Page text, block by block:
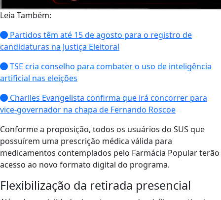
Leia Também:
Partidos têm até 15 de agosto para o registro de
candidaturas na Justiça Eleitoral
TSE cria conselho para combater o uso de inteligência
artificial nas eleições
Charlles Evangelista confirma que irá concorrer para
vice-governador na chapa de Fernando Roscoe
Conforme a proposição, todos os usuários do SUS que
possuírem uma prescrição médica válida para
medicamentos contemplados pelo Farmácia Popular terão
acesso ao novo formato digital do programa.
Flexibilização da retirada presencial